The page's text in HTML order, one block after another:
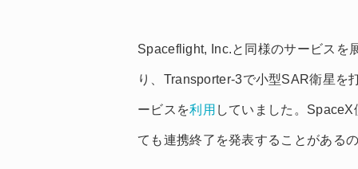
Spaceflight, Inc.と同様のサービスを
り、Transporter-3で小型SAR衛星を
ービスを利用 していました。
ても連携終了を発表することがある